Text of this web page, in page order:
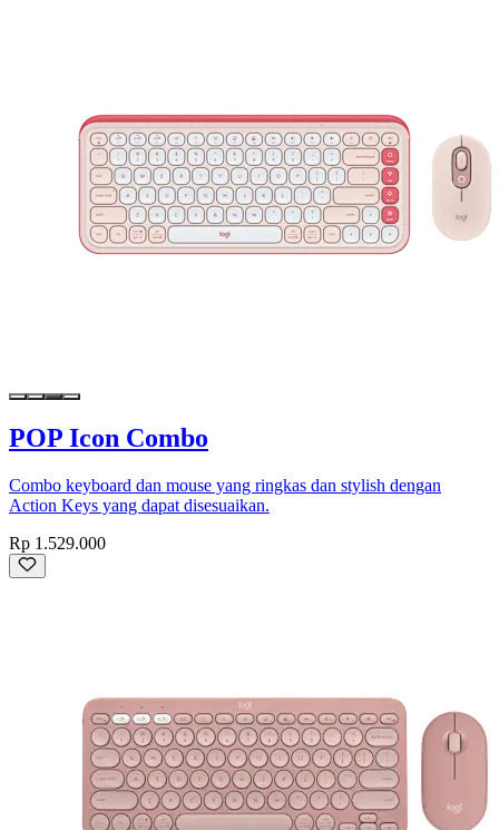
POP Icon Combo
Combo keyboard dan mouse yang ringkas dan stylish dengan
Action Keys yang dapat disesuaikan.
Rp 1.529.000